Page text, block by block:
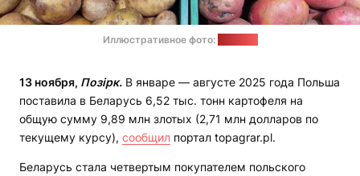
Иллюстративное фото:
13 ноября, Позірк. В январе — августе 2025 года Польша
поставила в Беларусь 6,52 тыс. тонн картофеля на
общую сумму 9,89 млн злотых (2,71 млн долларов по
текущему курсу), сообщил портал topagrar.pl.
Беларусь стала четвертым покупателем польского